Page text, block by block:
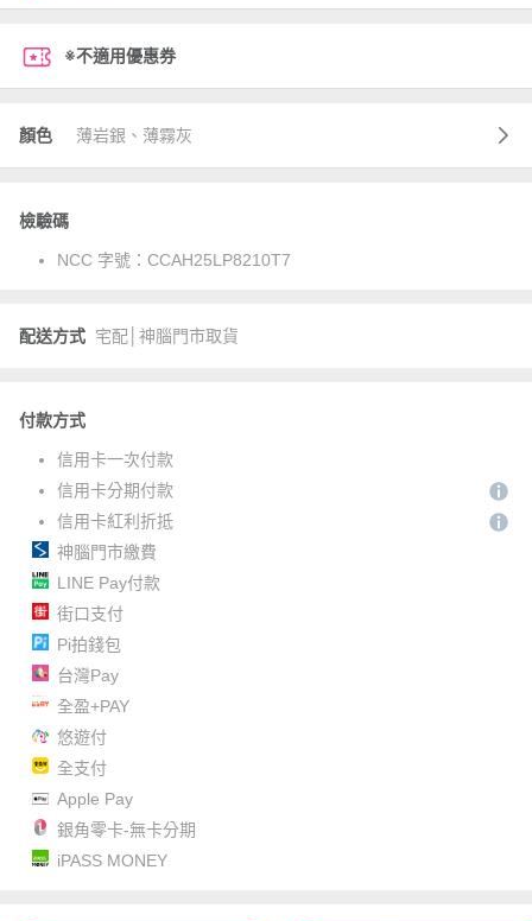
※不適用優惠券
顏色 薄岩銀、薄霧灰
檢驗碼
NCC 字號： CCAH25LP8210T7
配送方式 宅配│神腦門市取貨
付款方式
信用卡一次付款
信用卡分期付款
信用卡紅利折抵
神腦門市繳費
LINE Pay付款
街口支付
Pi拍錢包
台灣Pay
全盈+PAY
悠遊付
全支付
Apple Pay
銀角零卡-無卡分期
iPASS MONEY